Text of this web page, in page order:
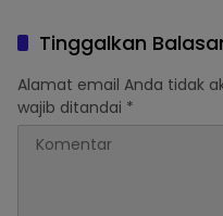
Tinggalkan
Alamat email Anda tidak
wajib ditandai *